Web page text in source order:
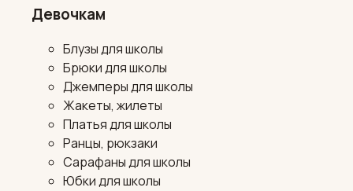
Девочкам
Блузы для школы
Брюки для школы
Джемперы для школы
Жакеты, жилеты
Платья для школы
Ранцы, рюкзаки
Сарафаны для школы
Юбки для школы